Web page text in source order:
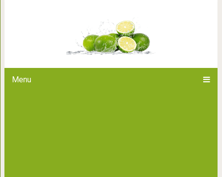
Menu
либо не любят, либо